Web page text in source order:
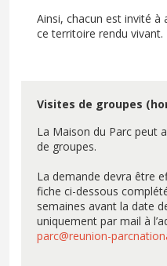
Ainsi, chacun est invité
ce territoire rendu vivant.
Visites de groupes
La Maison du Parc peut
de groupes.
La demande devra être
fiche ci-dessous
semaines avant la date
uniquement par mail à
parc@reunion-